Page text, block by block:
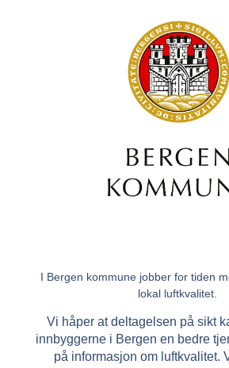
I Bergen kommune jobber for tiden
lokal luftkvalitet.
Vi håper at deltagelsen på sikt
innbyggerne i Bergen en bedre
på informasjon om luftkvalitet.